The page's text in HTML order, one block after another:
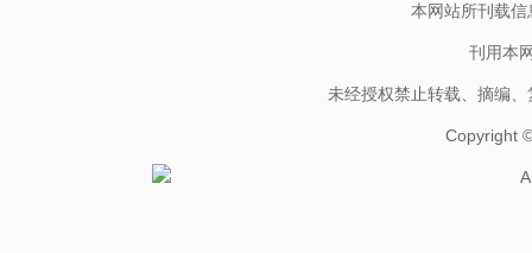
本网站所刊载
刊用本
未经授权禁止转载、摘编
Copyright